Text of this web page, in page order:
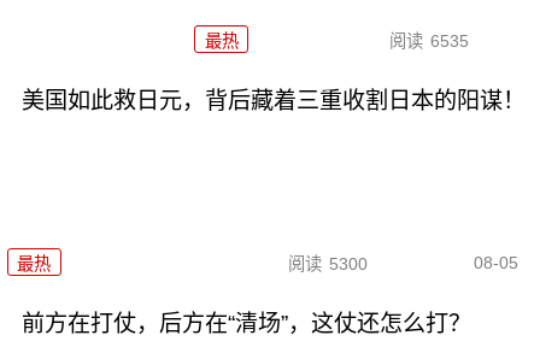
最热 阅读 6535
美国如此救日元，背后藏着三重收割日本的阳谋！
最热 阅读 5300 08-05
前方在打仗，后方在“清场”，这仗还怎么打？